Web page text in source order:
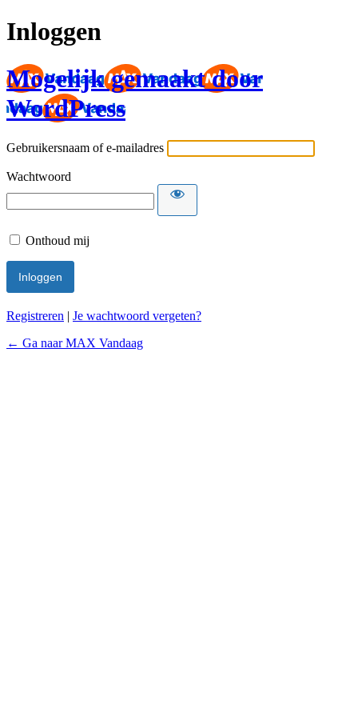
Inloggen
Mogelijk gemaakt door
WordPress
Gebruikersnaam of e-mailadres
Wachtwoord
Onthoud mij
Registreren | Je wachtwoord vergeten?
← Ga naar MAX Vandaag